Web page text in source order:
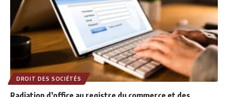
DROIT DES SOCIÉTÉS